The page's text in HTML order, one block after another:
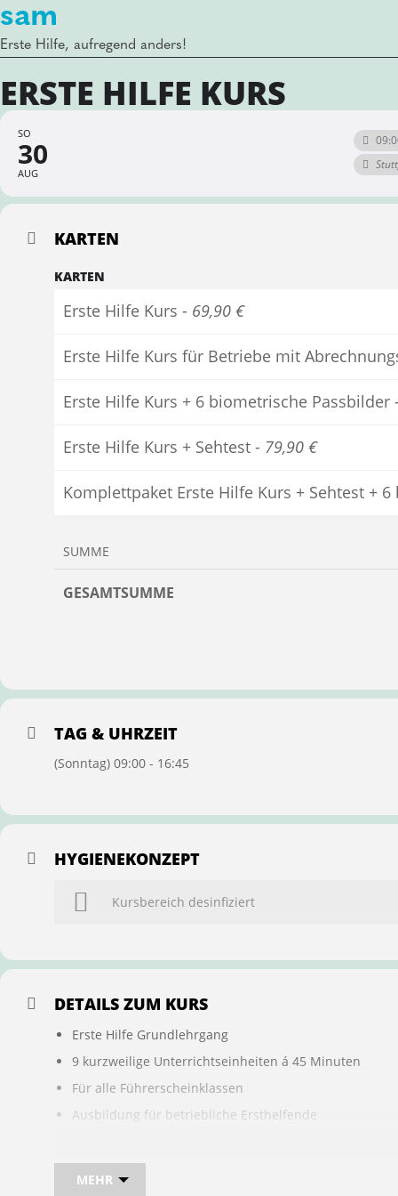
sam
Erste Hilfe, aufregend anders!
ERSTE HILFE KURS
SO
30
AUG
KARTEN
KARTEN
Erste Hilfe Kurs - 69,90 €
Erste Hilfe Kurs für Betriebe mit
Erste Hilfe Kurs + 6 biometrische Passbilder
Erste Hilfe Kurs + Sehtest - 79,90 €
Komplettpaket Erste Hilfe Kurs + Sehtest +
SUMME
GESAMTSUMME
TAG & UHRZEIT
(Sonntag) 09:00 - 16:45
HYGIENEKONZEPT
Kursbereich desinfiziert
DETAILS ZUM KURS
Erste Hilfe Grundlehrgang
9 kurzweilige Unterrichtseinheiten á 45 Minuten
Für alle Führerscheinklassen
Ausbildung für betriebliche Ersthelfende
Bei sam kannst du direkt im Kurs auch gleich, den für
MEHR